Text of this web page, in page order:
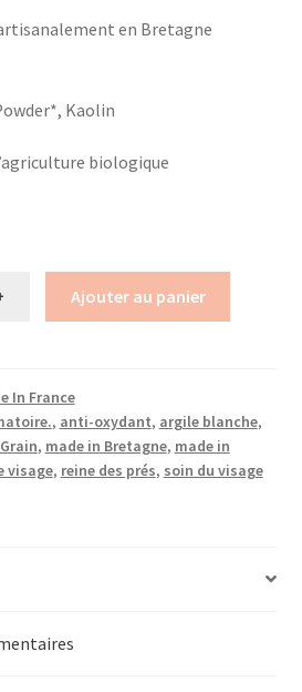
en Bretagne
Kaolin
biologique
Ajouter au panier
In France
, anti-oxydant, argile blanche,
Grain, made in Bretagne, made in
visage, reine des prés, soin du visage